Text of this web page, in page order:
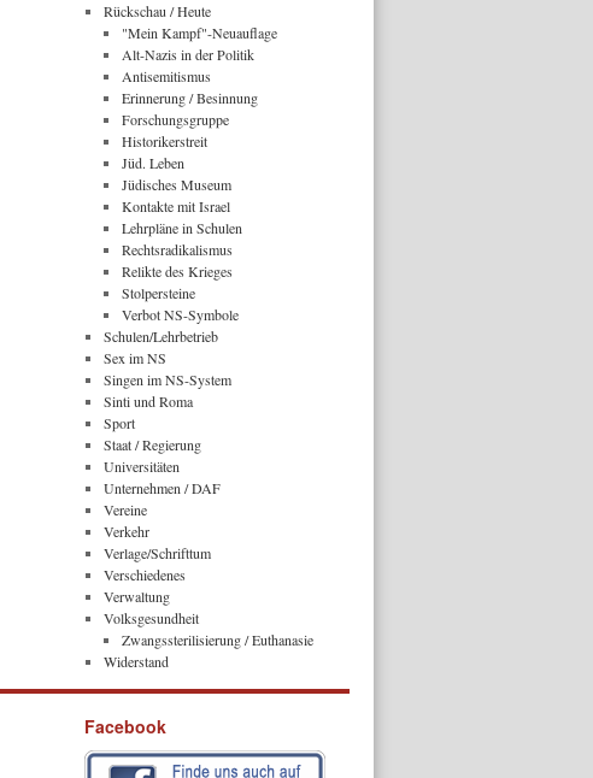
Rückschau / Heute
"Mein Kampf"-Neuauflage
Alt-Nazis in der Politik
Antisemitismus
Erinnerung / Besinnung
Forschungsgruppe
Historikerstreit
Jüd. Leben
Jüdisches Museum
Kontakte mit Israel
Lehrpläne in Schulen
Rechtsradikalismus
Relikte des Krieges
Stolpersteine
Verbot NS-Symbole
Schulen/Lehrbetrieb
Sex im NS
Singen im NS-System
Sinti und Roma
Sport
Staat / Regierung
Universitäten
Unternehmen / DAF
Vereine
Verkehr
Verlage/Schrifttum
Verschiedenes
Verwaltung
Volksgesundheit
Zwangssterilisierung / Euthanasie
Widerstand
Facebook